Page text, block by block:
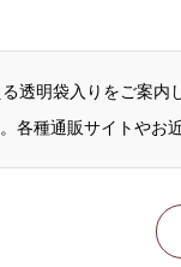
透明袋入りをご案内
各種通販サイトやお